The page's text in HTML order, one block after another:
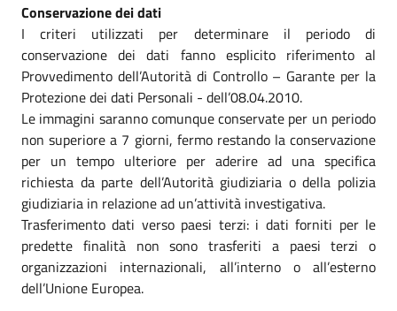
Conservazione dei dati
I criteri utilizzati per determinare il periodo di
conservazione dei dati fanno esplicito riferimento al
Provvedimento dell’Autorità di Controllo – Garante per la
Protezione dei dati Personali - dell’08.04.2010.
Le immagini saranno comunque conservate per un periodo
non superiore a 7 giorni, fermo restando la conservazione
per un tempo ulteriore per aderire ad una specifica
richiesta da parte dell’Autorità giudiziaria o della polizia
giudiziaria in relazione ad un’attività investigativa.
Trasferimento dati verso paesi terzi: i dati forniti per le
predette finalità non sono trasferiti a paesi terzi o
organizzazioni internazionali, all’interno o all’esterno
dell’Unione Europea.